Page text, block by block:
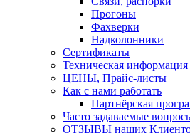
Прогоны
Фахверки
Надколонники
Сертификаты
Техническая информация
ЦЕНЫ, Прайс-листы
Как с нами работать
Партнёрская
Часто задаваемые
ОТЗЫВЫ наших